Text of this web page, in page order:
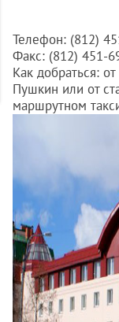
Телефон: (812)
Факс: (812) 451-
Как добраться:
Пушкин или от
маршрутном